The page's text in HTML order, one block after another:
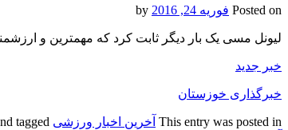
Posted on فوریه 24, 2016
لیونل مسی یک بار دیگر ثابت کرد که مهمترین و
خبر جدید
خبرگذاری خوزستان
This entry was posted in آخرین اخبار ورزشی